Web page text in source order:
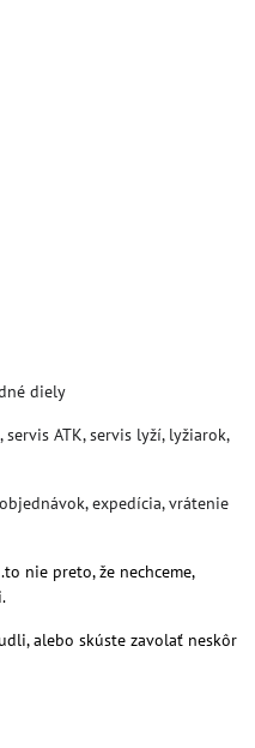
diely
ATK, servis lyží, lyžiarok,
expedícia, vrátenie
nie preto, že nechceme,
alebo skúste zavolať neskôr